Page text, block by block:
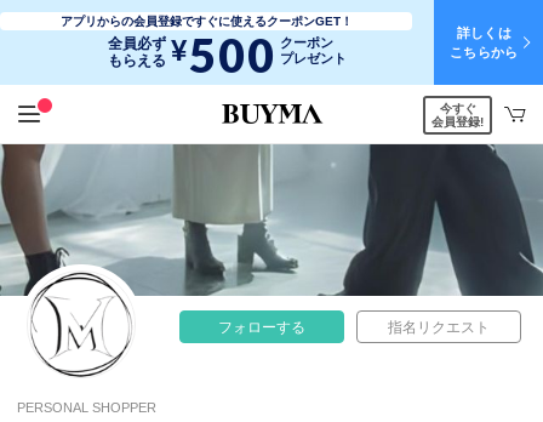
アプリからの会員登録ですぐに使えるクーポンGET！
全員必ず
もらえる ¥500 クーポン
プレゼント
詳しくは
こちらから
今すぐ
会員登録!
フォローする 指名リクエスト
PERSONAL SHOPPER